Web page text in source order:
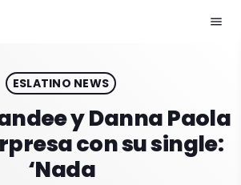
menu
PAZ
ESLATINO NEWS
y Danna Paola
con su single:
‘Nada